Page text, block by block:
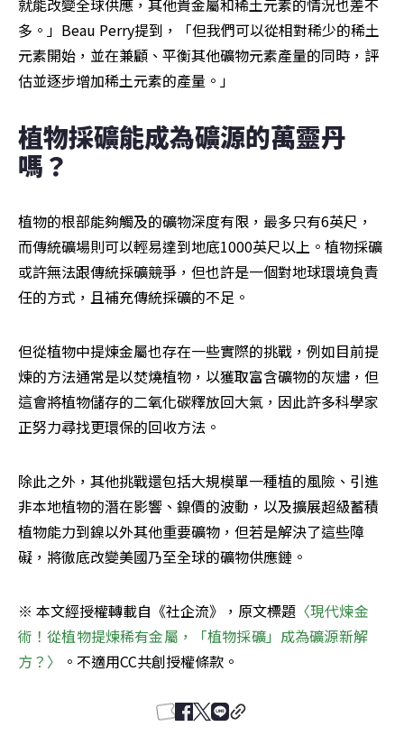
就能改變全球供應，其他貴金屬和稀土元素的情況也差不
多。」Beau Perry提到，「但我們可以從相對稀少的稀土
元素開始，並在兼顧、平衡其他礦物元素產量的同時，評
估並逐步增加稀土元素的產量。」
植物採礦能成為礦源的萬靈丹
嗎？
植物的根部能夠觸及的礦物深度有限，最多只有6英尺，
而傳統礦場則可以輕易達到地底1000英尺以上。植物採礦
或許無法跟傳統採礦競爭，但也許是一個對地球環境負責
任的方式，且補充傳統採礦的不足。
但從植物中提煉金屬也存在一些實際的挑戰，例如目前提
煉的方法通常是以焚燒植物，以獲取富含礦物的灰燼，但
這會將植物儲存的二氧化碳釋放回大氣，因此許多科學家
正努力尋找更環保的回收方法。
除此之外，其他挑戰還包括大規模單一種植的風險、引進
非本地植物的潛在影響、鎳價的波動，以及擴展超級蓄積
植物能力到鎳以外其他重要礦物，但若是解決了這些障
礙，將徹底改變美國乃至全球的礦物供應鏈。
※ 本文經授權轉載自《社企流》，原文標題 〈現代煉金
術！從植物提煉稀有金屬，「植物採礦」成為礦源新解
方？ 〉 。不適用CC共創授權條款。